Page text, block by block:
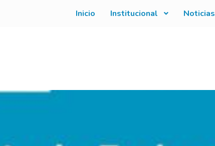
Inicio Institucional Noticias